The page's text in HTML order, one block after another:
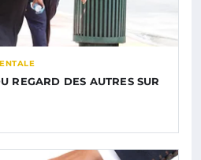
REGARD DES AUTRES SUR